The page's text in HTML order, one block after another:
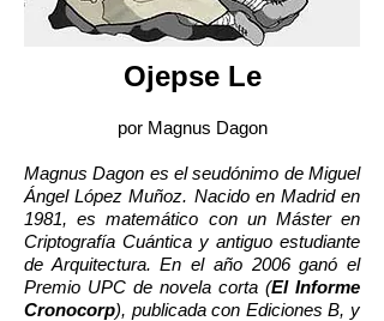
Ojepse Le
por Magnus Dagon
Magnus Dagon es el seudónimo de Miguel
Ángel López Muñoz. Nacido en Madrid en
1981, es matemático con un Máster en
Criptografía Cuántica y antiguo estudiante
de Arquitectura. En el año 2006 ganó el
Premio UPC de novela corta (El Informe
Cronocorp), publicada con Ediciones B, y